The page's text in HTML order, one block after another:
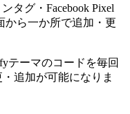
タグ・Facebook Pixel
から一か所で追加・更
テーマのコードを毎回
追加が可能になりま